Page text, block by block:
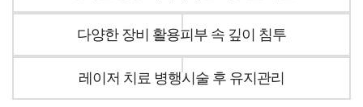
다양한 장비 활용피부 속 깊이 침투
레이저 치료 병행시술 후 유지관리